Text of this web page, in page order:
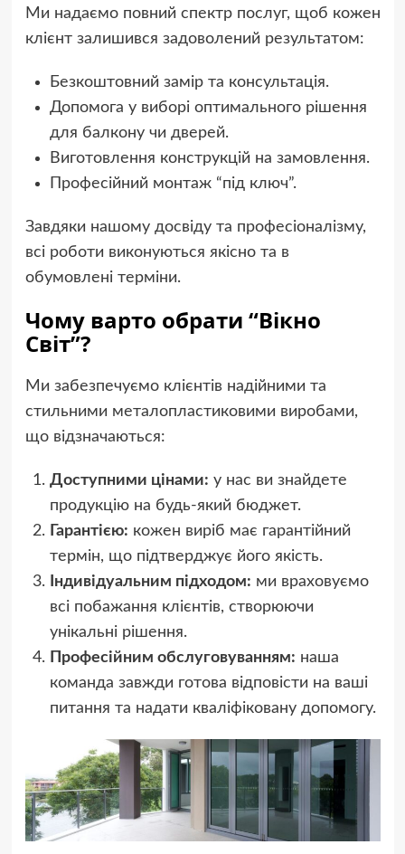
Ми надаємо повний спектр послуг, щоб кожен
клієнт залишився задоволений результатом:
Безкоштовний замір та консультація.
Допомога у виборі оптимального рішення
для балкону чи дверей.
Виготовлення конструкцій на замовлення.
Професійний монтаж “під ключ”.
Завдяки нашому досвіду та професіоналізму,
всі роботи виконуються якісно та в
обумовлені терміни.
Чому варто обрати “Вікно
Світ”?
Ми забезпечуємо клієнтів надійними та
стильними металопластиковими виробами,
що відзначаються:
Доступними цінами: у нас ви знайдете
продукцію на будь-який бюджет.
Гарантією: кожен виріб має гарантійний
термін, що підтверджує його якість.
Індивідуальним підходом: ми враховуємо
всі побажання клієнтів, створюючи
унікальні рішення.
Професійним обслуговуванням: наша
команда завжди готова відповісти на ваші
питання та надати кваліфіковану допомогу.